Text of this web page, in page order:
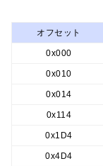
オフセット
0x000
0x010
0x014
0x114
0x1D4
0x4D4